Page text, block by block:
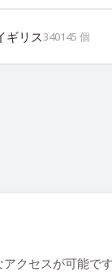
ギリス340145 個
クセスが可能で